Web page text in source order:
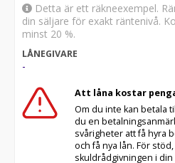
Detta är ett räkneexempel.
din säljare för exakt räntenivå.
minst 20 %.
LÅNEGIVARE
-
Att låna kostar
Om du inte kan betala
du en
svårigheter att få hyra
och få nya lån. För
skuldrådgivningen i